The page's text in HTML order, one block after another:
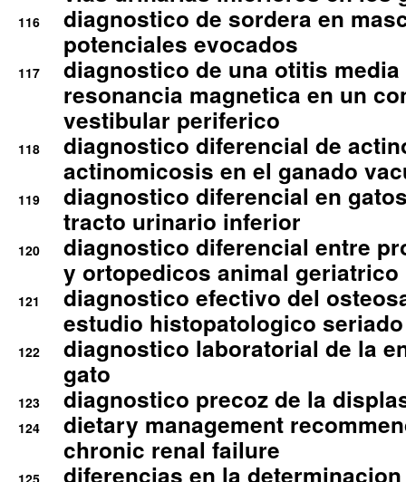
116
diagnostico de sordera en
potenciales evocados
117
diagnostico de una otitis
resonancia magnetica en un
vestibular periferico
118
diagnostico diferencial de
actinomicosis en el ganado
119
diagnostico diferencial en
tracto urinario inferior
120
diagnostico diferencial entre
y ortopedicos animal geriatrico
121
diagnostico efectivo del
estudio histopatologico seriado
122
diagnostico laboratorial de la
gato
123 diagnostico precoz de la
124
dietary management
chronic renal failure
diferencias en la